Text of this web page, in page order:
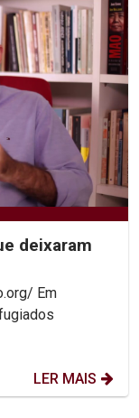
deixaram
Em
LER MAIS